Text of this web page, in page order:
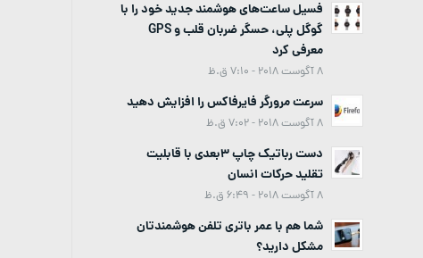
فسیل ساعت‌های هوشمند جدید خود را با
گوگل پلی، حسگر ضربان قلب و GPS
معرفی کرد
8 آگوست 2018 - 7:10 ق.ظ
سرعت مرورگر فایرفاکس را افزایش دهید
8 آگوست 2018 - 7:02 ق.ظ
دست رباتیک چاپ 3بعدی با قابلیت
تقلید حرکات انسان
8 آگوست 2018 - 6:49 ق.ظ
شما هم با عمر باتری تلفن هوشمندتان
مشکل دارید؟